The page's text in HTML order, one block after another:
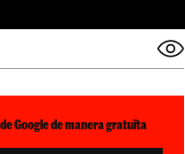
Google de manera gratuïta